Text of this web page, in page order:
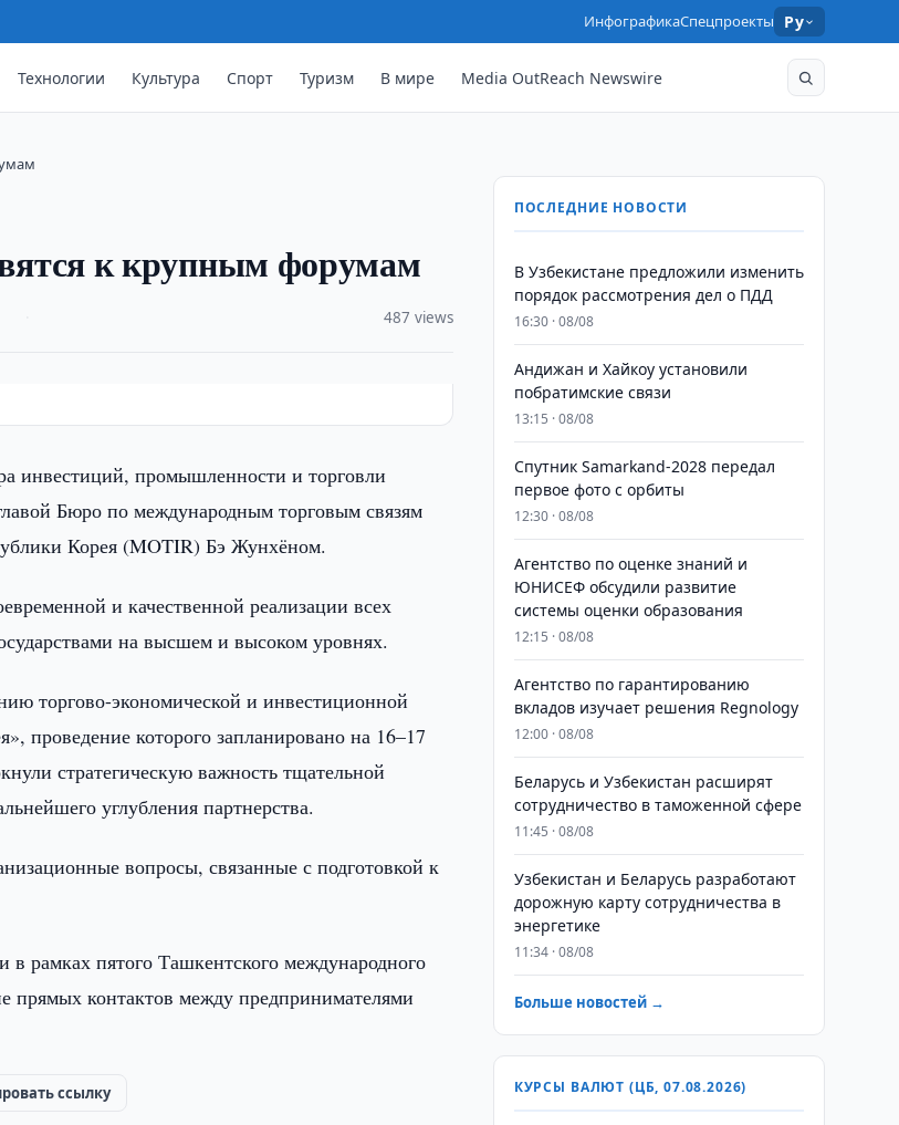
ИнфографикаСпецпроекты Ру
Технологии Культура Спорт Туризм В мире Media OutReach Newswire
к крупным форумам
487 views
инвестиций, промышленности и торговли
Бюро по международным торговым связям
Корея (MOTIR) Бэ Жунхёном.
и качественной реализации всех
на высшем и высоком уровнях.
торгово-экономической и инвестиционной
проведение которого запланировано на 16–17
стратегическую важность тщательной
углубления партнерства.
вопросы, связанные с подготовкой к
рамках пятого Ташкентского международного
прямых контактов между предпринимателями
ссылку
ПОСЛЕДНИЕ НОВОСТИ
В Узбекистане предложили изменить
порядок рассмотрения дел о ПДД
16:30 · 08/08
Андижан и Хайкоу установили
побратимские связи
13:15 · 08/08
Спутник Samarkand-2028 передал
первое фото с орбиты
12:30 · 08/08
Агентство по оценке знаний и
ЮНИСЕФ обсудили развитие
системы оценки образования
12:15 · 08/08
Агентство по гарантированию
вкладов изучает решения Regnology
12:00 · 08/08
Беларусь и Узбекистан расширят
сотрудничество в таможенной сфере
11:45 · 08/08
Узбекистан и Беларусь разработают
дорожную карту сотрудничества в
энергетике
11:34 · 08/08
Больше новостей →
КУРСЫ ВАЛЮТ (ЦБ, 07.08.2026)